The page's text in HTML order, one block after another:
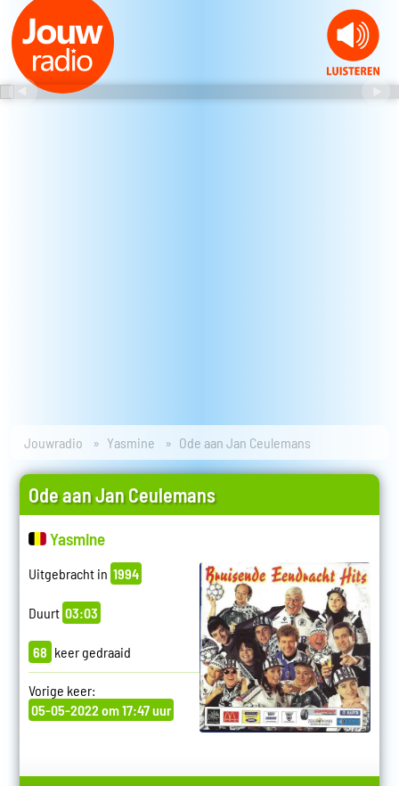
Jouwradio Yasmine Ode aan Jan Ceulemans
Ode aan Jan Ceulemans
Yasmine
Uitgebracht in 1994
Duurt 03:03
68 keer gedraaid
Vorige keer:
05-05-2022 om 17:47 uur